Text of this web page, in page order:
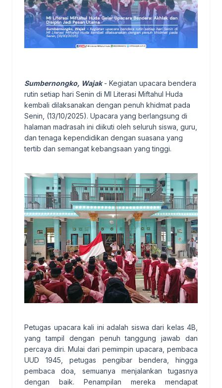
Sumbernongko, Wajak- Kegiatan upacara bendera
rutin setiap hari Senin di MI Literasi Miftahul Huda
kembali dilaksanakan dengan penuh khidmat pada
Senin, (13/10/2025). Upacara yang berlangsung di
halaman madrasah ini diikuti oleh seluruh siswa, guru,
dan tenaga kependidikan dengan suasana yang
tertib dan semangat kebangsaan yang tinggi.
Petugas upacara kali ini adalah siswa dari kelas 4B,
yang tampil dengan penuh tanggung jawab dan
percaya diri. Mulai dari pemimpin upacara, pembaca
UUD 1945, petugas pengibar bendera, hingga
pembaca doa, semuanya menjalankan tugasnya
dengan baik. Penampilan mereka mendapat